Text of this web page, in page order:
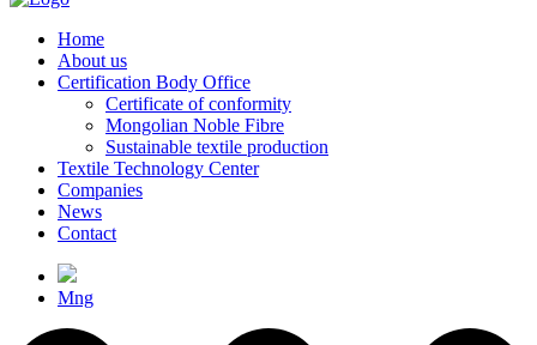
Home
About us
Certification Body Office
Certificate of conformity
Mongolian Noble Fibre
Sustainable textile production
Textile Technology Center
Companies
News
Contact
Mng